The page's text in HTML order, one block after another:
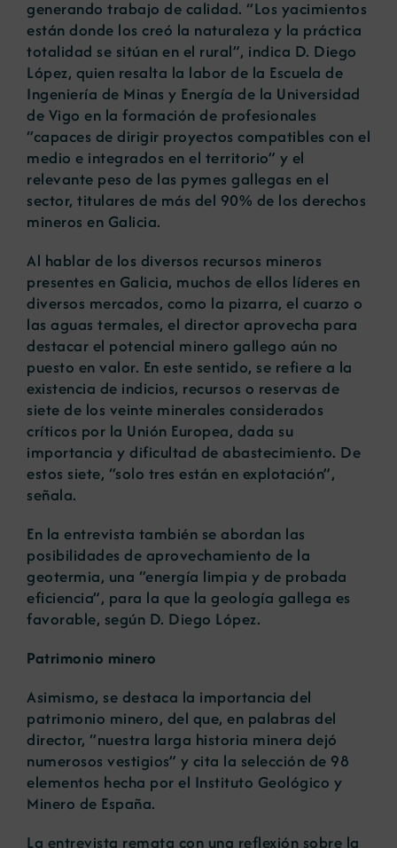
generando trabajo de calidad. “Los yacimientos
están donde los creó la naturaleza y la práctica
totalidad se sitúan en el rural”, indica D. Diego
López, quien resalta la labor de la Escuela de
Ingeniería de Minas y Energía de la Universidad
de Vigo en la formación de profesionales
“capaces de dirigir proyectos compatibles con el
medio e integrados en el territorio” y el
relevante peso de las pymes gallegas en el
sector, titulares de más del 90% de los derechos
mineros en Galicia.
Al hablar de los diversos recursos mineros
presentes en Galicia, muchos de ellos líderes en
diversos mercados, como la pizarra, el cuarzo o
las aguas termales, el director aprovecha para
destacar el potencial minero gallego aún no
puesto en valor. En este sentido, se refiere a la
existencia de indicios, recursos o reservas de
siete de los veinte minerales considerados
críticos por la Unión Europea, dada su
importancia y dificultad de abastecimiento. De
estos siete, “solo tres están en explotación”,
señala.
En la entrevista también se abordan las
posibilidades de aprovechamiento de la
geotermia, una “energía limpia y de probada
eficiencia”, para la que la geología gallega es
favorable, según D. Diego López.
Patrimonio minero
Asimismo, se destaca la importancia del
patrimonio minero, del que, en palabras del
director, “nuestra larga historia minera dejó
numerosos vestigios” y cita la selección de 98
elementos hecha por el Instituto Geológico y
Minero de España.
La entrevista remata con una reflexión sobre la